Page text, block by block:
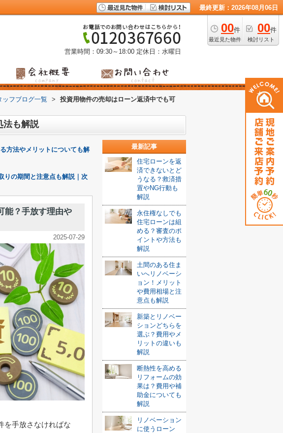
最終更新：2026年08月06日
00件
最近見た物件
00件
検討リスト
営業時間：09:30～18:00 定休日：水曜日
フブログ一覧 >
投資用物件の売却はローン返済中でも可
法も解説
方法やメリットについても解
りの期間と注意点も解説｜次
能？手放す理由や
2025-07-29
を手放さなければな
最新記事
住宅ローンを返
済できないとど
うなる？救済措
置やNG行動も
解説
永住権なしでも
住宅ローンは組
める？審査のポ
イントや方法も
解説
土間のある住ま
いへリノベーシ
ョン！メリット
や費用相場と注
意点も解説
新築とリノベー
ションどちらを
選ぶ？費用やメ
リットの違いも
解説
断熱性を高める
リフォームの効
果は？費用や補
助金についても
解説
リノベーション
に使うローン